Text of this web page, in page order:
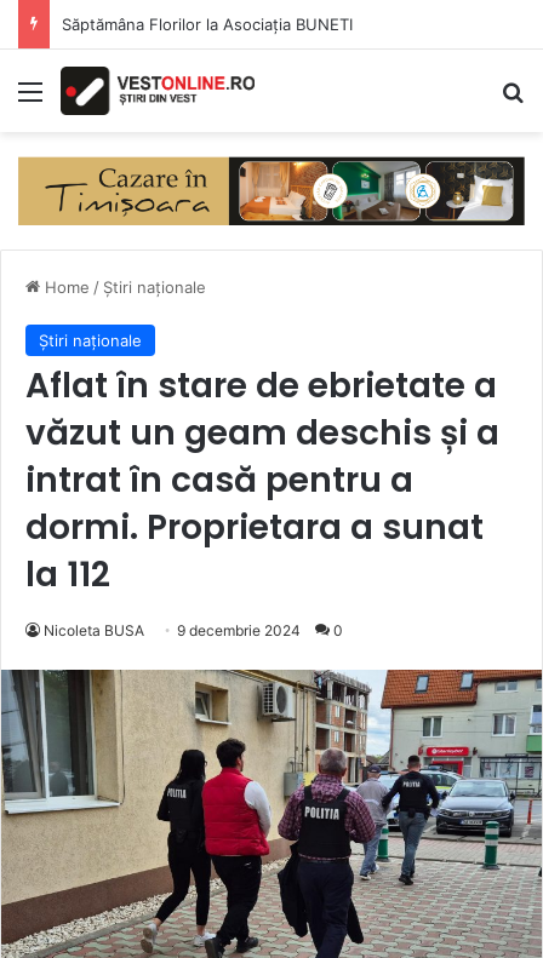
Săptămâna Florilor la Asociația BUNETI
Menu
Home / Știri naționale
Știri naționale
Aflat în stare de ebrietate a
văzut un geam deschis și a
intrat în casă pentru a
dormi. Proprietara a sunat
la 112
Nicoleta BUSA 9 decembrie 2024 0